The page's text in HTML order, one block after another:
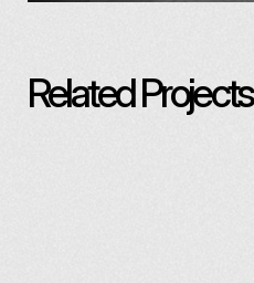
Related Projects